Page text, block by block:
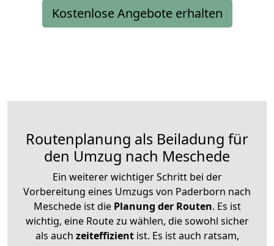
Kostenlose Angebote erhalten
Routenplanung als Beiladung für
den Umzug nach Meschede
Ein weiterer wichtiger Schritt bei der
Vorbereitung eines Umzugs von Paderborn nach
Meschede ist diePlanung der Routen. Es ist
wichtig, eine Route zu wählen, die sowohl sicher
als auch zeiteffizientist. Es ist auch ratsam,